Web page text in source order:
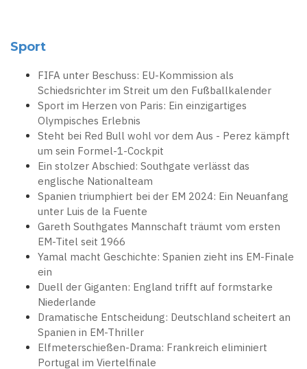
Sport
FIFA unter Beschuss: EU-Kommission als
Schiedsrichter im Streit um den Fußballkalender
Sport im Herzen von Paris: Ein einzigartiges
Olympisches Erlebnis
Steht bei Red Bull wohl vor dem Aus - Perez kämpft
um sein Formel-1-Cockpit
Ein stolzer Abschied: Southgate verlässt das
englische Nationalteam
Spanien triumphiert bei der EM 2024: Ein Neuanfang
unter Luis de la Fuente
Gareth Southgates Mannschaft träumt vom ersten
EM-Titel seit 1966
Yamal macht Geschichte: Spanien zieht ins EM-Finale
ein
Duell der Giganten: England trifft auf formstarke
Niederlande
Dramatische Entscheidung: Deutschland scheitert an
Spanien in EM-Thriller
Elfmeterschießen-Drama: Frankreich eliminiert
Portugal im Viertelfinale